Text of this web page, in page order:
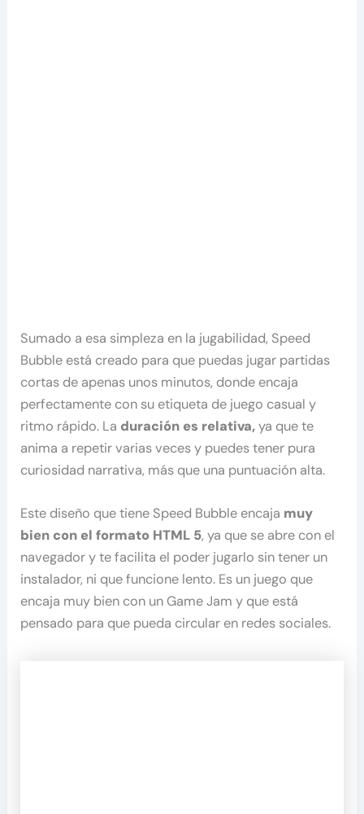
Sumado a esa simpleza en la jugabilidad, Speed
Bubble está creado para que puedas jugar partidas
cortas de apenas unos minutos, donde encaja
perfectamente con su etiqueta de juego casual y
ritmo rápido. La duración es relativa,ya que te
anima a repetir varias veces y puedes tener pura
curiosidad narrativa, más que una puntuación alta.
Este diseño que tiene Speed Bubble encaja muy
bien con el formato HTML 5, ya que se abre con el
navegador y te facilita el poder jugarlo sin tener un
instalador, ni que funcione lento. Es un juego que
encaja muy bien con un Game Jam y que está
pensado para que pueda circular en redes sociales.